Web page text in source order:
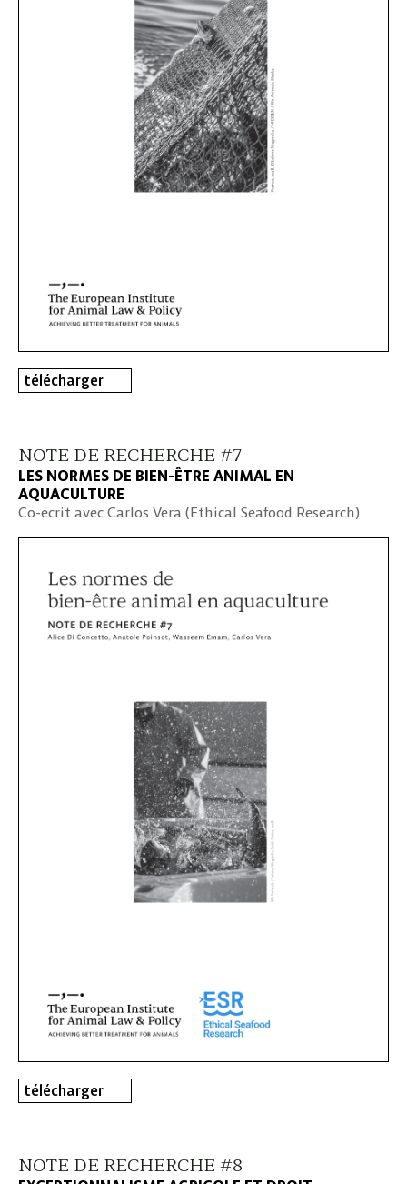
télécharger
NOTE DE RECHERCHE #7
LES NORMES DE BIEN-ÊTRE ANIMAL EN
AQUACULTURE
Co-écrit avec Carlos Vera (Ethical Seafood Research)
télécharger
NOTE DE RECHERCHE #8